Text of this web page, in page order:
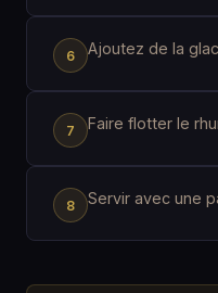
Ajoutez de la
Faire flotter le
Servir avec une